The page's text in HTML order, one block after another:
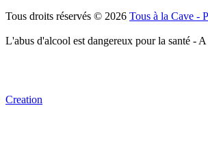
Tous droits réservés © 2026 Tous à la Cave -
L'abus d'alcool est dangereux pour la santé -
Creation